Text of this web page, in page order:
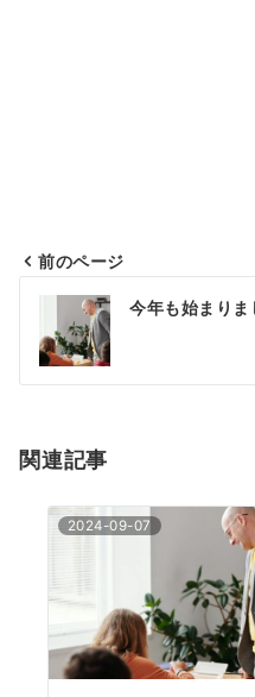
投
稿
ナ
ゲ
前のページ
今年も始まりま
関連記事
2024-09-07